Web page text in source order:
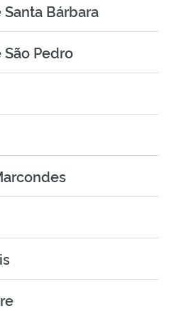
Bárbara
Pedro